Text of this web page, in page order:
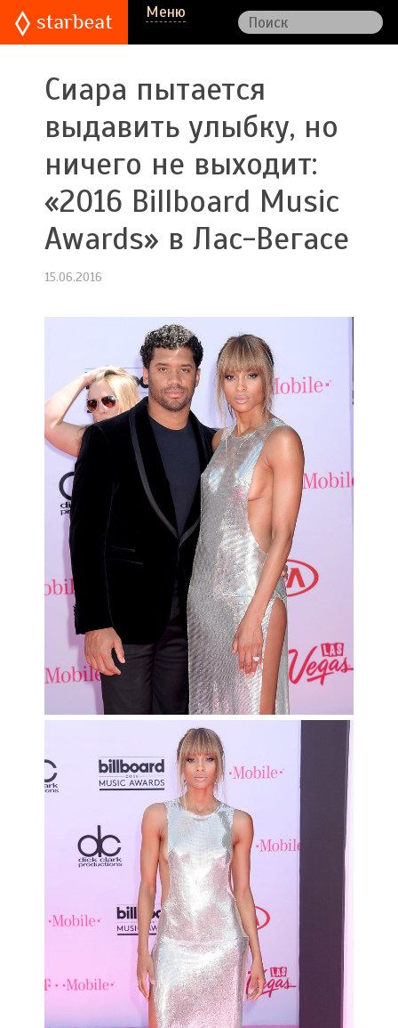
Меню
Сиара пытается
выдавить улыбку, но
ничего не выходит:
«2016 Billboard Music
Awards» в Лас-Вегасе
15.06.2016